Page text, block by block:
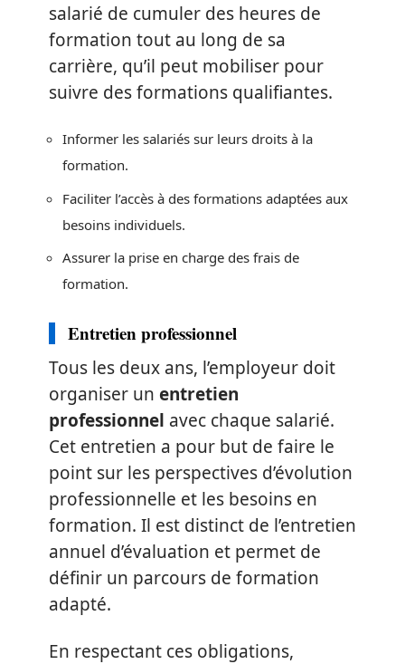
salarié de cumuler des heures de
formation tout au long de sa
carrière, qu’il peut mobiliser pour
suivre des formations qualifiantes.
Informer les salariés sur leurs droits à la
formation.
Faciliter l’accès à des formations adaptées aux
besoins individuels.
Assurer la prise en charge des frais de
formation.
Entretien professionnel
Tous les deux ans, l’employeur doit
organiser un entretien
professionnel avec chaque salarié.
Cet entretien a pour but de faire le
point sur les perspectives d’évolution
professionnelle et les besoins en
formation. Il est distinct de l’entretien
annuel d’évaluation et permet de
définir un parcours de formation
adapté.
En respectant ces obligations,